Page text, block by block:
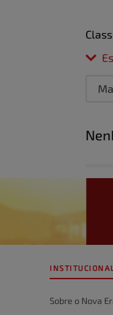
Sobre o Nova